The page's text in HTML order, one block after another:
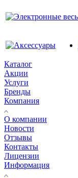
Каталог
Акции
Услуги
Бренды
Компания
О компании
Новости
Отзывы
Контакты
Лицензии
Информация